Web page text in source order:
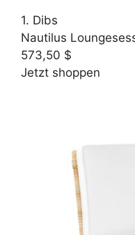
1. Dibs
Nautilus
573,50 $
Jetzt shoppen